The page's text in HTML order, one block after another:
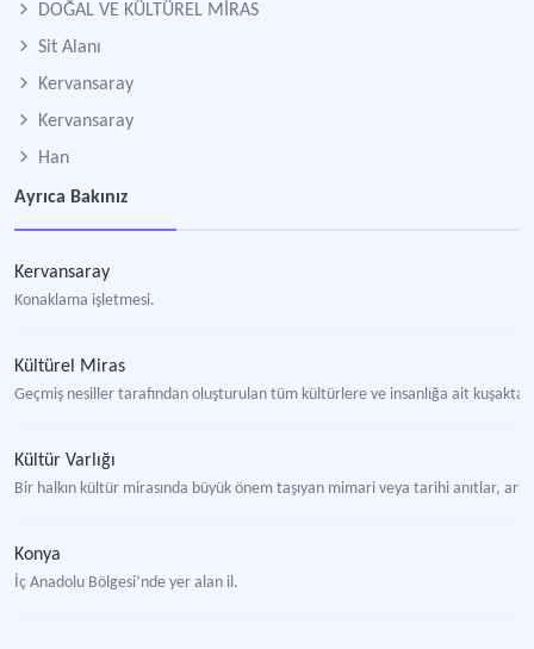
DOĞAL VE KÜLTÜREL MİRAS
Sit Alanı
Kervansaray
Kervansaray
Han
Ayrıca Bakınız
Kervansaray
Konaklama işletmesi.
Kültürel Miras
Geçmiş nesiller tarafından oluşturulan tüm kültürlere ve insanlığa ait
Kültür Varlığı
Bir halkın kültür mirasında büyük önem taşıyan mimari veya tarihi anıtlar,
Konya
İç Anadolu Bölgesi’nde yer alan il.